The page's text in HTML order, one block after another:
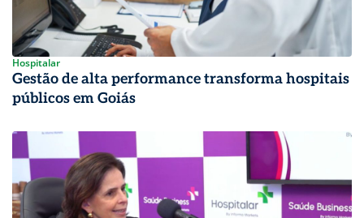
Hospitalar
Gestão de alta performance transforma hospitais
públicos em Goiás